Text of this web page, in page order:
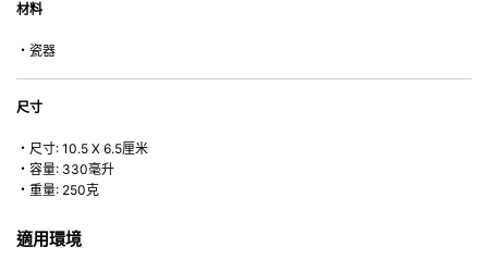
*不可直接用於熱源上
材料
・瓷器
尺寸
・尺寸: 10.5 X 6.5厘米
・容量: 330毫升
・重量: 250克
適用環境